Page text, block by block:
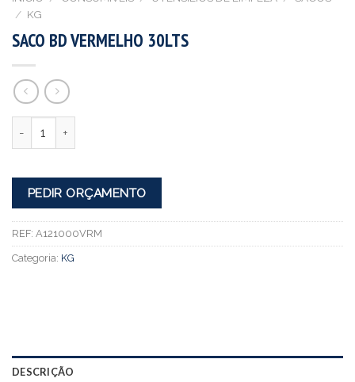
/ KG
SACO BD VERMELHO 30LTS
PEDIR ORÇAMENTO
REF: A121000VRM
Categoria: KG
DESCRIÇÃO